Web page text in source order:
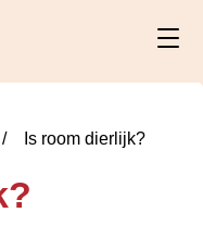
Is room dierlijk?